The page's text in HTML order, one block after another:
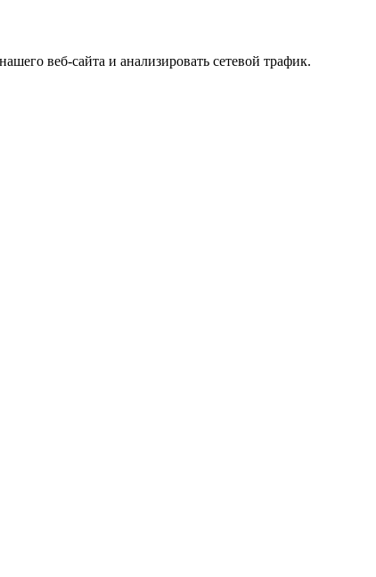
веб-сайта и анализировать сетевой трафик.